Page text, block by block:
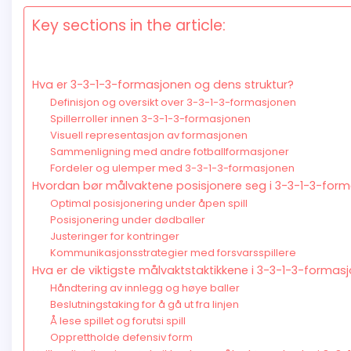
Key sections in the article:
Hva er 3-3-1-3-formasjonen og dens struktur?
Definisjon og oversikt over 3-3-1-3-formasjonen
Spillerroller innen 3-3-1-3-formasjonen
Visuell representasjon av formasjonen
Sammenligning med andre fotballformasjoner
Fordeler og ulemper med 3-3-1-3-formasjonen
Hvordan bør målvaktene posisjonere seg i 3-3-1-3-
Optimal posisjonering under åpen spill
Posisjonering under dødballer
Justeringer for kontringer
Kommunikasjonsstrategier med forsvarsspillere
Hva er de viktigste målvaktstaktikkene i 3-3-1-3-
Håndtering av innlegg og høye baller
Beslutningstaking for å gå ut fra linjen
Å lese spillet og forutsi spill
Opprettholde defensiv form